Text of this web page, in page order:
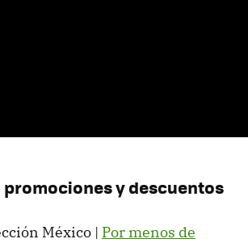
y descuentos
México | Por menos de